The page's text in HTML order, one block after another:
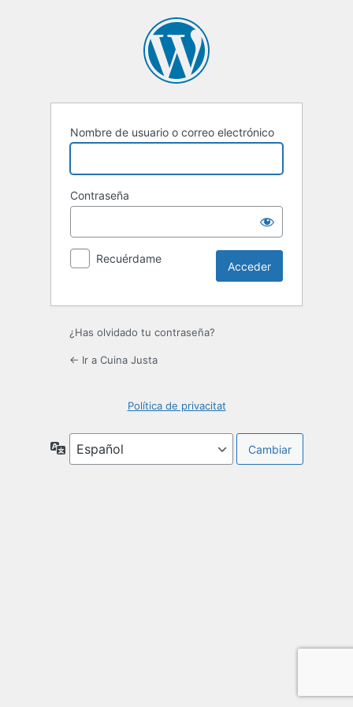
Nombre de usuario o correo electrónico
Contraseña
Recuérdame
¿Has olvidado tu contraseña?
← Ir a Cuina Justa
Política de privacitat
Idioma